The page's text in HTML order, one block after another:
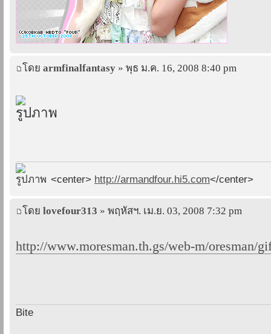
โดย armfinalfantasy » พุธ ม.ค. 16, 2008 8:40 pm
<center> http://armandfour.hi5.com</center>
โดย lovefour313 » พฤหัสฯ. เม.ย. 03, 2008 7:32 pm
http://www.moresman.th.gs/web-m/oresman/
Bite